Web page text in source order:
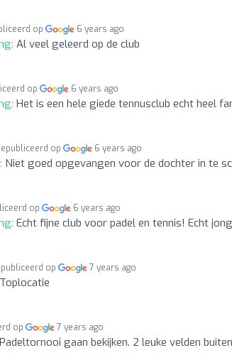
op 6 years ago
Al veel geleerd op de club
op 6 years ago
Het is een hele giede tennusclub echt heel
op 6 years ago
Niet goed opgevangen voor de dochter in te
op 6 years ago
Echt fijne club voor padel en tennis! Echt
op 7 years ago
Toplocatie
op 7 years ago
Padeltornooi gaan bekijken. 2 leuke velden buiten